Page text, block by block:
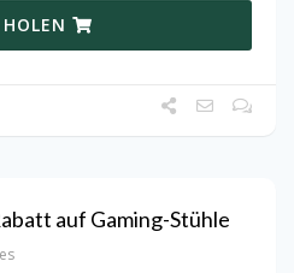
auf Gaming-Stühle